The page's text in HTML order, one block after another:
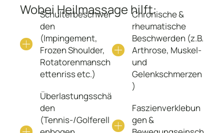
Wobei Heilmassage hilft:
Schulterbeschwer
den
(Impingement,
Frozen Shoulder,
Rotatorenmansch
ettenriss etc.)
Überlastungsschä
den
(Tennis-/Golferell
Chronische &
rheumatische
Beschwerden (z.B.
Arthrose, Muskel-
und
Gelenkschmerzen
)
Faszienverklebun
gen &